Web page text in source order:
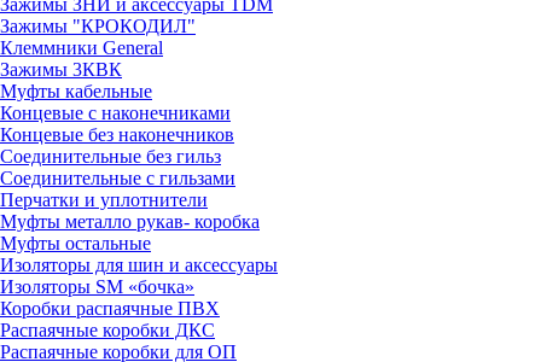
Зажимы ЗНИ и аксессуары TDM
Зажимы "КРОКОДИЛ"
Клеммники General
Зажимы 3КВК
Муфты кабельные
Концевые с наконечниками
Концевые без наконечников
Соединительные без гильз
Соединительные с гильзами
Перчатки и уплотнители
Муфты металло рукав- коробка
Муфты остальные
Изоляторы для шин и аксессуары
Изоляторы SM «бочка»
Коробки распаячные ПВХ
Распаячные коробки ДКС
Распаячные коробки для ОП